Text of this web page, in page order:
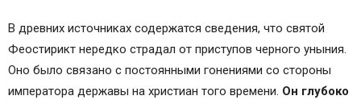
В древних источниках содержатся сведения, что святой
Феостирикт нередко страдал от приступов черного уныния.
Оно было связано с постоянными гонениями со стороны
императора державы на христиан того времени. Он глубоко